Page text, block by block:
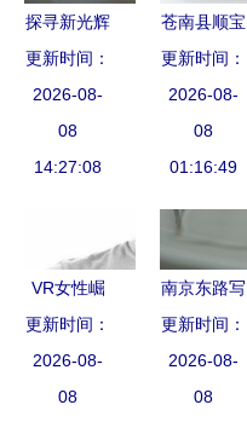
探寻新光辉
眼镜制品厂
匠心与销售
的共赢之道
更新时间：
2026-08-
08
14:27:08
苍南县顺宝
工艺品厂
一站式卡包
卡套与3D
眼镜批发供
更新时间：
2026-08-
08
01:16:49
VR女性崛
起，百亿市
场洗牌加速
巨头抢占眼
更新时间：
2026-08-
08
南京东路写
字楼新开专
业眼镜直销
店 医学验
更新时间：
2026-08-
08